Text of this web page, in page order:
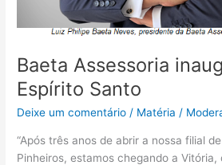
Baeta Assessoria
Espírito Santo
Deixe um comentário / Matéria /
“Após três anos de abrir a nossa filial
Pinheiros, estamos chegando a Vitória,